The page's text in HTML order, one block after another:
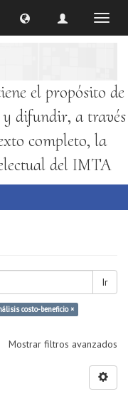
el propósito de
difundir, a través
completo, la
del IMTA
Ir
costo-beneficio ×
Mostrar filtros avanzados